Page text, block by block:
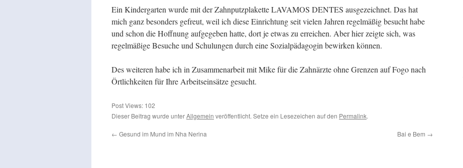
Ein Kindergarten wurde mit der Zahnputzplakette LAVAMOS DENTES ausgezeichnet. Das hat
mich ganz besonders gefreut, weil ich diese Einrichtung seit vielen Jahren regelmäßig besucht habe
und schon die Hoffnung aufgegeben hatte, dort je etwas zu erreichen. Aber hier zeigte sich, was
regelmäßige Besuche und Schulungen durch eine Sozialpädagogin bewirken können.
Des weiteren habe ich in Zusammenarbeit mit Mike für die Zahnärzte ohne Grenzen auf Fogo nach
Örtlichkeiten für Ihre Arbeitseinsätze gesucht.
Post Views: 102
Dieser Beitrag wurde unterAllgemein veröffentlicht. Setze ein Lesezeichen auf den Permalink.
← Gesund im Mund im Nha Nerina Bai e Bem →